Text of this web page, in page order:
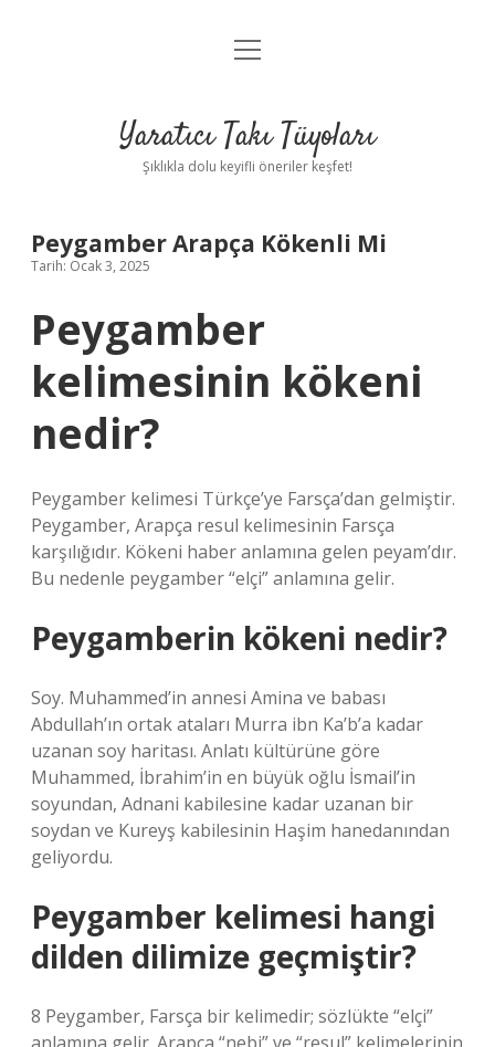
Anasayfa
Yasal Uyarı
menüyü
Yaratıcı Takı Tüyoları
Şıklıkla dolu keyifli öneriler keşfet!
Peygamber Arapça Kökenli Mi
Tarih: Ocak 3, 2025
Peygamber
kelimesinin kökeni
nedir?
Peygamber kelimesi Türkçe’ye Farsça’dan gelmiştir.
Peygamber, Arapça resul kelimesinin Farsça
karşılığıdır. Kökeni haber anlamına gelen peyam’dır.
Bu nedenle peygamber “elçi” anlamına gelir.
Peygamberin kökeni nedir?
Soy. Muhammed’in annesi Amina ve babası
Abdullah’ın ortak ataları Murra ibn Ka’b’a kadar
uzanan soy haritası. Anlatı kültürüne göre
Muhammed, İbrahim’in en büyük oğlu İsmail’in
soyundan, Adnani kabilesine kadar uzanan bir
soydan ve Kureyş kabilesinin Haşim hanedanından
geliyordu.
Peygamber kelimesi hangi
dilden dilimize geçmiştir?
8 Peygamber, Farsça bir kelimedir; sözlükte “elçi”